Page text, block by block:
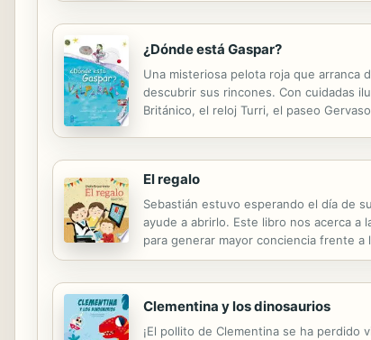
¿Dónde está Gaspar?
Una misteriosa pelota roja que arranca
descubrir sus rincones. Con cuidadas
Británico, el reloj Turri, el paseo
El regalo
Sebastián estuvo esperando el día de
ayude a abrirlo. Este libro nos acerca a
para generar mayor conciencia frente
los chicos a la dificultad (en este caso
Clementina y los dinosaurios
¡El pollito de Clementina se ha perdido